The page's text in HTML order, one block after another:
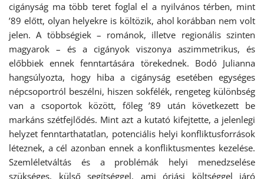
cigányság ma több teret foglal el a nyilvános térben, mint
’89 előtt, olyan helyekre is költözik, ahol korábban nem volt
jelen. A többségiek – románok, illetve regionális szinten
magyarok – és a cigányok viszonya aszimmetrikus, és
előbbiek ennek fenntartására törekednek. Bodó Julianna
hangsúlyozta, hogy hiba a cigányság esetében egységes
népcsoportról beszélni, hiszen sokfélék, rengeteg különbség
van a csoportok között, főleg ’89 után következett be
markáns szétfejlődés. Mint azt a kutató kifejtette, a jelenlegi
helyzet fenntarthatatlan, potenciális helyi konfliktusforrások
léteznek, a cél azonban ennek a konfliktusmentes kezelése.
Szemléletváltás és a problémák helyi menedzselése
szükséges, külső segítséggel, ami óriási költséggel járó